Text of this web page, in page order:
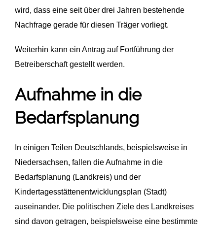
wird, dass eine seit über drei Jahren bestehende
Nachfrage gerade für diesen Träger vorliegt.
Weiterhin kann ein Antrag auf Fortführung der
Betreiberschaft gestellt werden.
Aufnahme in die
Bedarfsplanung
In einigen Teilen Deutschlands, beispielsweise in
Niedersachsen, fallen die Aufnahme in die
Bedarfsplanung (Landkreis) und der
Kindertagesstättenentwicklungsplan (Stadt)
auseinander. Die politischen Ziele des Landkreises
sind davon getragen, beispielsweise eine bestimmte